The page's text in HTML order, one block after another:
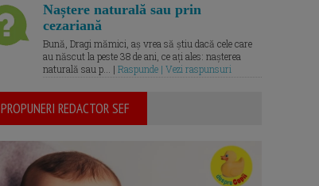
Naștere naturală sau prin
cezariană
Bună, Dragi mămici, aș vrea să știu dacă cele care
au născut la peste 38 de ani, ce ați ales: nașterea
naturală sau p... | Raspunde | Vezi raspunsuri
PROPUNERI REDACTOR SEF